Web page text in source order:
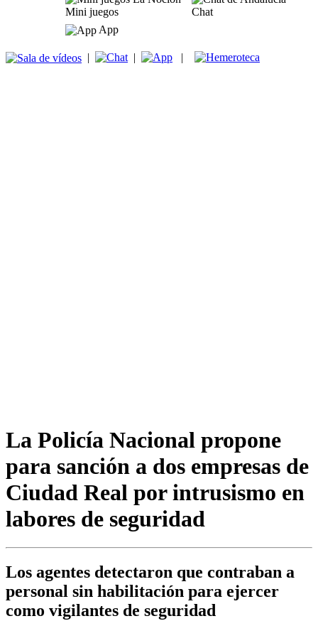
Mini juegos
Chat
App
| | |
La Policía Nacional propone
para sanción a dos empresas de
Ciudad Real por intrusismo en
labores de seguridad
Los agentes detectaron que contraban a
personal sin habilitación para ejercer
como vigilantes de seguridad